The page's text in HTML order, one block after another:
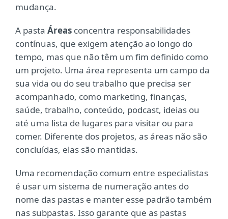
mudança.
A pasta Áreas concentra responsabilidades
contínuas, que exigem atenção ao longo do
tempo, mas que não têm um fim definido como
um projeto. Uma área representa um campo da
sua vida ou do seu trabalho que precisa ser
acompanhado, como marketing, finanças,
saúde, trabalho, conteúdo, podcast, ideias ou
até uma lista de lugares para visitar ou para
comer. Diferente dos projetos, as áreas não são
concluídas, elas são mantidas.
Uma recomendação comum entre especialistas
é usar um sistema de numeração antes do
nome das pastas e manter esse padrão também
nas subpastas. Isso garante que as pastas